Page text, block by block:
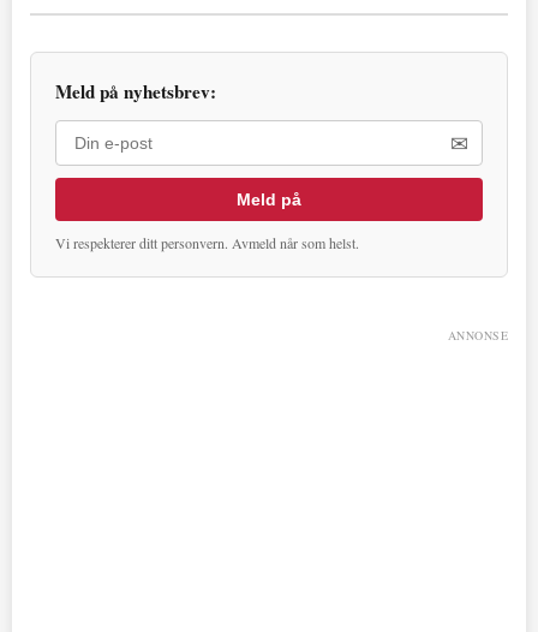
Meld på nyhetsbrev:
✉
Meld på
Vi respekterer ditt personvern. Avmeld når som helst.
ANNONSE